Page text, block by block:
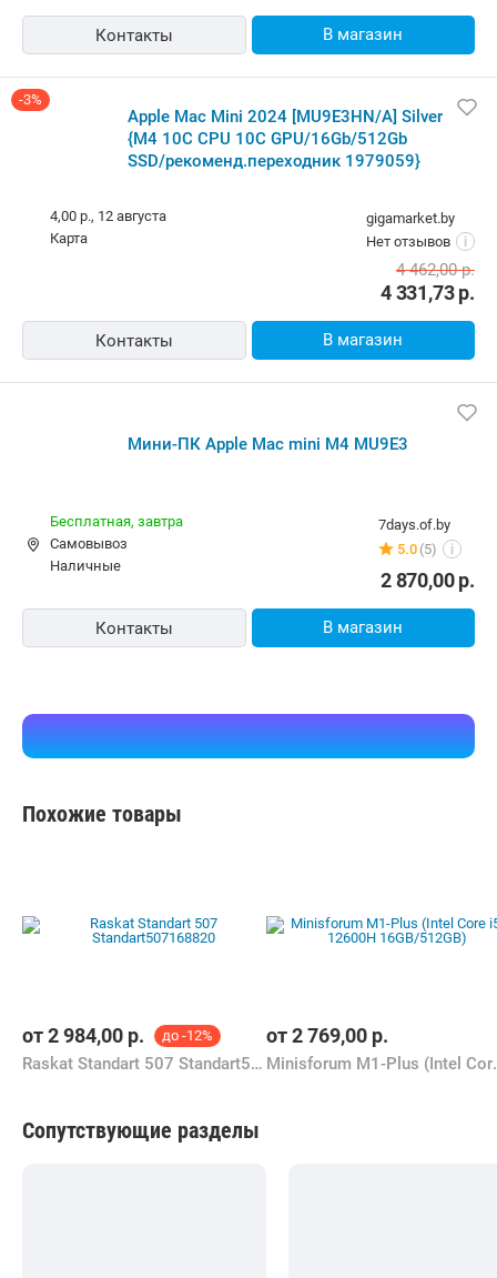
Контакты В магазин
-3%
Apple Mac Mini 2024 [MU9E3HN/A] Silver
{M4 10C CPU 10C GPU/16Gb/512Gb
SSD/рекоменд.переходник 1979059}
gigamarket.by
Нет отзывов
i
4,00 р., 12 августа
карта
4 331,73р.
4 462,00р.
Контакты В магазин
Мини-ПК Apple Mac mini M4 MU9E3
7days.of.by
5.0 (5) i
Бесплатная, завтра
Самовывоз
наличные
2 870,00р.
Контакты В магазин
Похожие товары
от2 984,00 р. до -12%
Raskat Standart 507 Standart507168820
от2 769,00 р.
Minisforum
Сопутствующие разделы